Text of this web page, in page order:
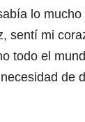
lo
sentí mi
todo el
de